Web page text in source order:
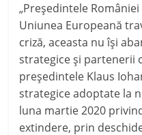
„Preşedintele
Uniunea Europeană
criză, aceasta nu îşi
strategice şi partenerii
preşedintele Klaus
strategice adoptate la
luna martie 2020
extindere, prin